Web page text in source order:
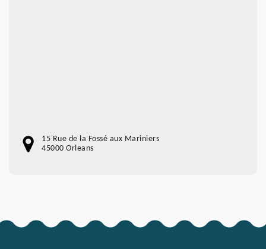
15 Rue de la Fossé aux Mariniers
45000 Orleans